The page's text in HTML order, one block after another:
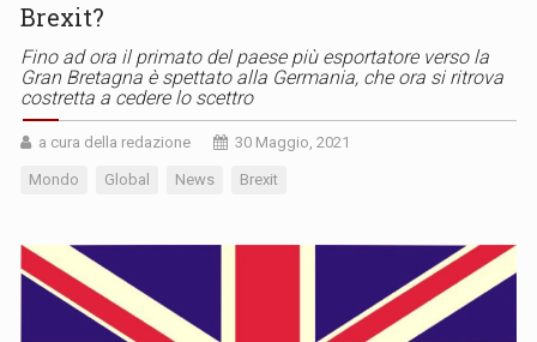
Brexit?
Fino ad ora il primato del paese più esportatore verso la
Gran Bretagna è spettato alla Germania, che ora si ritrova
costretta a cedere lo scettro
a cura della redazione 30 Maggio, 2021
Mondo Global News Brexit